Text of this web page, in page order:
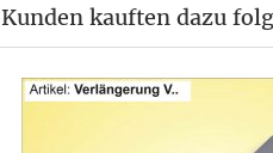
Kunden kauften dazu